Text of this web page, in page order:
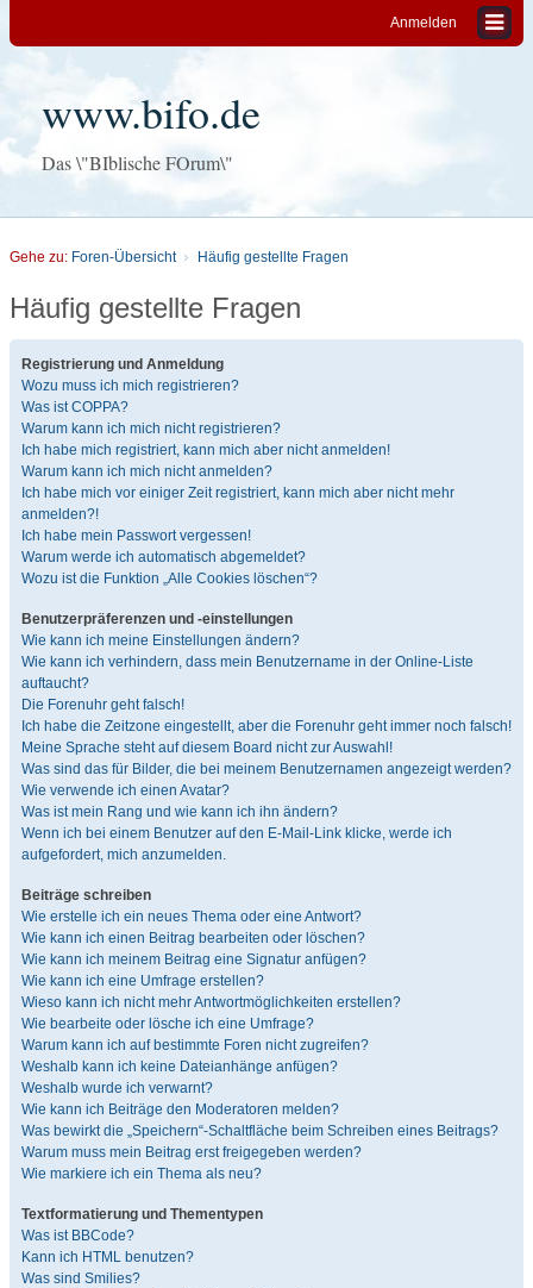
Anmelden
www.bifo.de
Das \"BIblische FOrum\"
Gehe zu: Foren-Übersicht Häufig gestellte Fragen
Häufig gestellte Fragen
Registrierung und Anmeldung
Wozu muss ich mich registrieren?
Was ist COPPA?
Warum kann ich mich nicht registrieren?
Ich habe mich registriert, kann mich aber nicht anmelden!
Warum kann ich mich nicht anmelden?
Ich habe mich vor einiger Zeit registriert, kann mich aber nicht mehr
anmelden?!
Ich habe mein Passwort vergessen!
Warum werde ich automatisch abgemeldet?
Wozu ist die Funktion „Alle Cookies löschen“?
Benutzerpräferenzen und -einstellungen
Wie kann ich meine Einstellungen ändern?
Wie kann ich verhindern, dass mein Benutzername in der Online-Liste
auftaucht?
Die Forenuhr geht falsch!
Ich habe die Zeitzone eingestellt, aber die Forenuhr geht immer noch falsch!
Meine Sprache steht auf diesem Board nicht zur Auswahl!
Was sind das für Bilder, die bei meinem Benutzernamen angezeigt werden?
Wie verwende ich einen Avatar?
Was ist mein Rang und wie kann ich ihn ändern?
Wenn ich bei einem Benutzer auf den E-Mail-Link klicke, werde ich
aufgefordert, mich anzumelden.
Beiträge schreiben
Wie erstelle ich ein neues Thema oder eine Antwort?
Wie kann ich einen Beitrag bearbeiten oder löschen?
Wie kann ich meinem Beitrag eine Signatur anfügen?
Wie kann ich eine Umfrage erstellen?
Wieso kann ich nicht mehr Antwortmöglichkeiten erstellen?
Wie bearbeite oder lösche ich eine Umfrage?
Warum kann ich auf bestimmte Foren nicht zugreifen?
Weshalb kann ich keine Dateianhänge anfügen?
Weshalb wurde ich verwarnt?
Wie kann ich Beiträge den Moderatoren melden?
Was bewirkt die „Speichern“-Schaltfläche beim Schreiben eines Beitrags?
Warum muss mein Beitrag erst freigegeben werden?
Wie markiere ich ein Thema als neu?
Textformatierung und Thementypen
Was ist BBCode?
Kann ich HTML benutzen?
Was sind Smilies?